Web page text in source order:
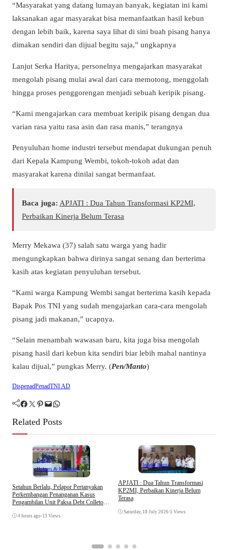
“Masyarakat yang datang lumayan banyak, kegiatan ini kami
laksanakan agar masyarakat bisa memanfaatkan hasil kebun
dengan lebih baik, karena saya lihat di sini buah pisang hanya
dimakan sendiri dan dijual begitu saja,” ungkapnya
Lanjut Serka Haritya, personelnya mengajarkan masyarakat
mengolah pisang mulai awal dari cara memotong, menggolah
hingga proses penggorengan menjadi sebuah keripik pisang.
“Kami mengajarkan cara membuat keripik pisang dengan dua
varian rasa yaitu rasa asin dan rasa manis,” terangnya
Penyuluhan home industri tersebut mendapat dukungan penuh
dari Kepala Kampung Wembi, tokoh-tokoh adat dan
masyarakat karena dinilai sangat bermanfaat.
Baca juga: APJATI : Dua Tahun Transformasi KP2MI,
Perbaikan Kinerja Belum Terasa
Merry Mekawa (37) salah satu warga yang hadir
mengungkapkan bahwa dirinya sangat senang dan berterima
kasih atas kegiatan penyuluhan tersebut.
“Kami warga Kampung Wembi sangat berterima kasih kepada
Bapak Pos TNI yang sudah mengajarkan cara-cara mengolah
pisang jadi makanan,” ucapnya.
“Selain menambah wawasan baru, kita juga bisa mengolah
pisang hasil dari kebun kita sendiri biar lebih mahal nantinya
kalau dijual,” pungkas Merry. (Pen/Manto)
DispenadPenadTNI AD
Facebook Twitter Pinterest Mail WhatsApp
Related Posts
Daerah
Hukum & Kriminal
Setahun Berlalu, Pelapor Pertanyakan
Perkembangan Penanganan Kasus
Pengambilan Unit Paksa Debt Colletor
4 hours ago •13 Views
Indeks Berita
APJATI : Dua Tahun Transformasi
KP2MI, Perbaikan Kinerja Belum
Terasa
Saturday, 18 July 2026•5 Views